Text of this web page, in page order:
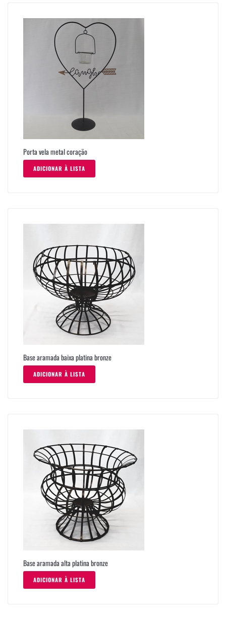
Porta vela metal coração
ADICIONAR À LISTA
Base aramada baixa platina bronze
ADICIONAR À LISTA
Base aramada alta platina bronze
ADICIONAR À LISTA